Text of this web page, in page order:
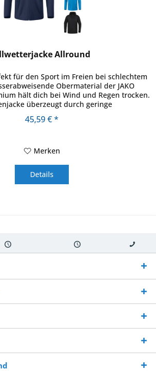
Allround
für den Sport im Freien bei schlechtem
Obermaterial der JAKO
hält dich bei Wind und Regen trocken.
überzeugt durch geringe
45,59 € *
Merken
Details
innerhalb von Versand von So erreichen
Sie uns 0160
970 511 90